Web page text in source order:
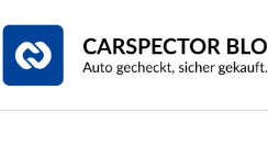
Inhalt
springen